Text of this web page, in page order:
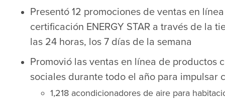
Presentó 12 promociones de ventas en
certificación ENERGY STAR a través de la
las 24 horas, los 7 días de la semana
Promovió las ventas en línea de productos
sociales durante todo el año para impulsar
1,218 acondicionadores de aire para